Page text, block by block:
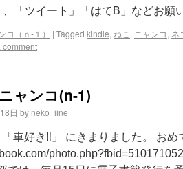
「ツイート」「はてB」などお願
コ（ｎ-１） | Tagged kindle, ねこ , ニャンコ, ネ
comment
ャンコ(n-1)
日 by neko_iine
車好き‼︎」 にきまりました。 おめ